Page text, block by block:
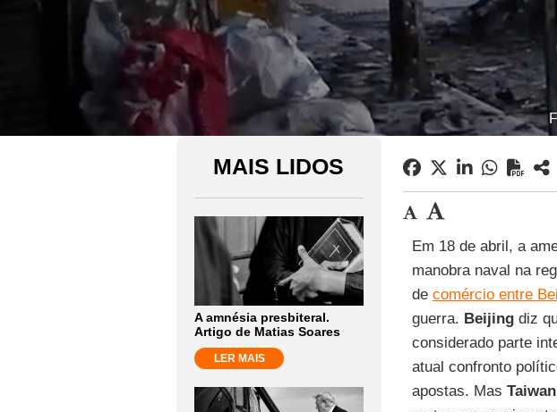
MAIS LIDOS
A amnésia presbiteral.
Artigo de Matias Soares
LER MAIS
Em 18 de abril, a
manobra naval na
de comércio entre
guerra. Beijingdiz
considerado parte
atual confronto
apostas. Mas Taiwan